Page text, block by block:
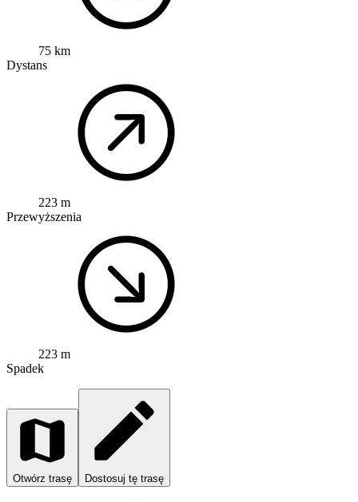
75 km
Dystans
223 m
Przewyższenia
223 m
Spadek
Otwórz trasę Dostosuj tę trasę